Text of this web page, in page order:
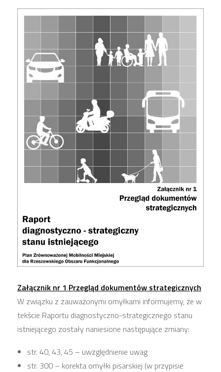
Załącznik nr 1 Przegląd dokumentów strategicznych
W związku z zauważonymi omyłkami informujemy, że w
tekście Raportu diagnostyczno-strategicznego stanu
istniejącego zostały naniesione następujące zmiany:
str. 40, 43, 45 – uwzględnienie uwag
str. 300 – korekta omyłki pisarskiej (w przypisie